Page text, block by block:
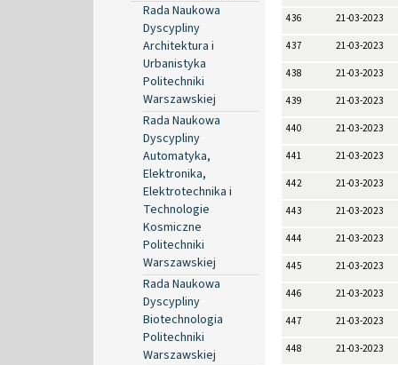
Rada Naukowa
Dyscypliny
Architektura i
Urbanistyka
Politechniki
Warszawskiej
Rada Naukowa
Dyscypliny
Automatyka,
Elektronika,
Elektrotechnika i
Technologie
Kosmiczne
Politechniki
Warszawskiej
Rada Naukowa
Dyscypliny
Biotechnologia
Politechniki
Warszawskiej
436 21-03-2023
437 21-03-2023
438 21-03-2023
439 21-03-2023
440 21-03-2023
441 21-03-2023
442 21-03-2023
443 21-03-2023
444 21-03-2023
445 21-03-2023
446 21-03-2023
447 21-03-2023
448 21-03-2023